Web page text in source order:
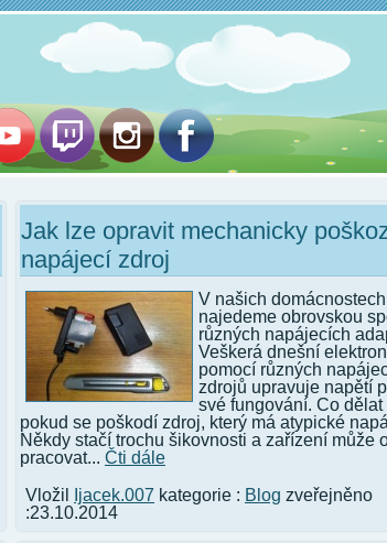
Jak lze opravit mechanicky
napájecí zdroj
V našich domácnostech
najedeme obrovskou
různých napájecích
Veškerá dnešní
pomocí různých
zdrojů upravuje napětí
své fungování. Co dělat
pokud se poškodí zdroj, který má atypické
Někdy stačí trochu šikovnosti a zařízení může
pracovat... Čti dále
Vložil
Ijacek.007 kategorie : Blog zveřejněno
:23.10.2014